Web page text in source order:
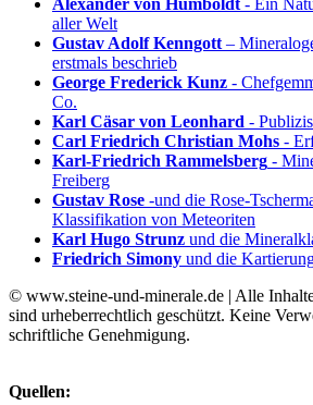
Alexander von Humboldt - Ein
aller Welt
Gustav Adolf Kenngott –
erstmals beschrieb
George Frederick Kunz -
Co.
Karl Cäsar von Leonhard -
Carl Friedrich Christian Mohs -
Karl-Friedrich Rammelsberg -
Freiberg
Gustav Rose -und die Rose-
Klassifikation von Meteoriten
Karl Hugo Strunz und die
Friedrich Simony und die
© www.steine-und-minerale.de | Alle
sind urheberrechtlich geschützt. Keine
schriftliche Genehmigung.
Quellen: